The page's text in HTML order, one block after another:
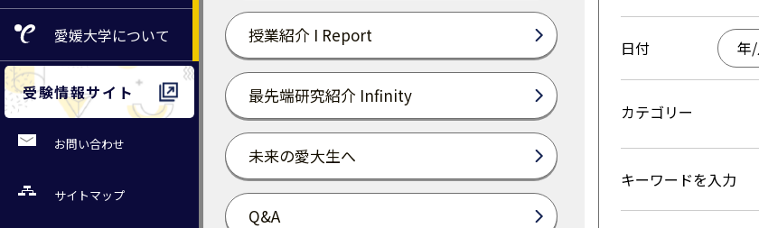
愛媛大学について
受験情報サイト
お問い合わせ
サイトマップ
授業紹介 I Report
最先端研究紹介 Infinity
未来の愛大生へ
Q&A
日付
カテゴリー
キーワードを入力